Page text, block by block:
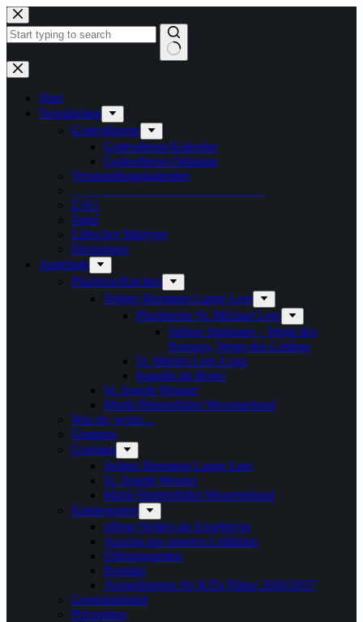
Zum
Inhalt
springen
Keine
Ergebnisse
Start
Neuigkeiten
Gottesdienste
Gottesdienst-Kalender
Gottesdienst-Ordnung
Veranstaltungskalender
ZAG
Taizé
Lübecker Märtyrer
Sternsinger
Angebote
Pfarreien/Kirchen
Seliger Hermann Lange Leer
Pfarrkirche St. Michael Leer
Sieben Stationen – Wege des
Kreuzes, Wege des Leidens
St. Marien Leer-Loga
Kapelle im Borro
St. Joseph Weener
Mariä-Himmelfahrt Moormerland
Was ist, wenn…
Gruppen
Gremien
Seliger Hermann Lange Leer
St. Joseph Weener
Mariä Himmelfahrt Moormerland
Kindergarten
offene Stellen als Erzieher:in
Auszug aus unseren Leitlinien
Öffnungszeiten
Kontakt
Anmeldungen für KiTa Plätze 2026/2027
Gemeindebrief
Prävention